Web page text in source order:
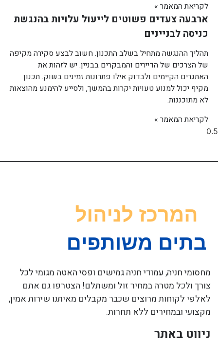
לקריאת המאמר »
ארבעה צעדים פשוטים לייעול עלויות בהנגשת
כניסה לבניינים
תהליך ההנגשה מתחיל בשלב התכנון. חשוב לבצע סקירה מקיפה
של הצרכים של הדיירים והמבקרים בבניין. יש לזהות את
האתגרים הקיימים ולבדוק אילו פתרונות זמינים בשוק. תכנון
מקיף יכול למנוע טעויות יקרות בהמשך, ולסייע להימנע מהוצאות
לא מתוכננות.
לקריאת המאמר »
מחסומי חניה, עמודי חניה גמישים ופסי האטה מגומי לכל
צורך ולכל מטרה במחיר זול ומשתלם! הצטרפו גם אתם
לאלפי לקוחות מרוצים שכבר מקבלים מאיתנו שירות אמין,
מקצועי ובמחירים ללא תחרות.
ניווט באתר